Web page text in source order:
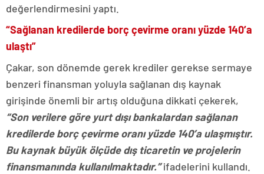
değerlendirmesini yaptı.
“Sağlanan kredilerde borç çevirme oranı yüzde 140’a
ulaştı”
Çakar, son dönemde gerek krediler gerekse sermaye
benzeri finansman yoluyla sağlanan dış kaynak
girişinde önemli bir artış olduğuna dikkati çekerek,
“Son verilere göre yurt dışı bankalardan sağlanan
kredilerde borç çevirme oranı yüzde 140’a ulaşmıştır.
Bu kaynak büyük ölçüde dış ticaretin ve projelerin
finansmanında kullanılmaktadır.”ifadelerini kullandı.